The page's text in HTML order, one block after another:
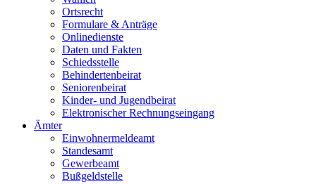
Ortsrecht
Formulare & Anträge
Onlinedienste
Daten und Fakten
Schiedsstelle
Behindertenbeirat
Seniorenbeirat
Kinder- und Jugendbeirat
Elektronischer Rechnungseingang
Ämter
Einwohnermeldeamt
Standesamt
Gewerbeamt
Bußgeldstelle